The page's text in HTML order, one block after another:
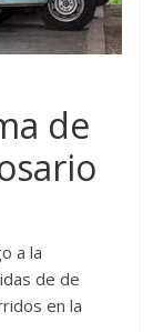
de
a la
de de
en la